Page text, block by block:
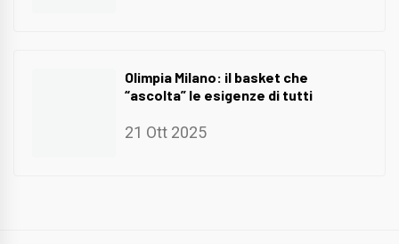
Olimpia Milano: il basket che
“ascolta” le esigenze di tutti
21 Ott 2025